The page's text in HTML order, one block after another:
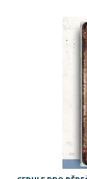
Dárek pro dědečka